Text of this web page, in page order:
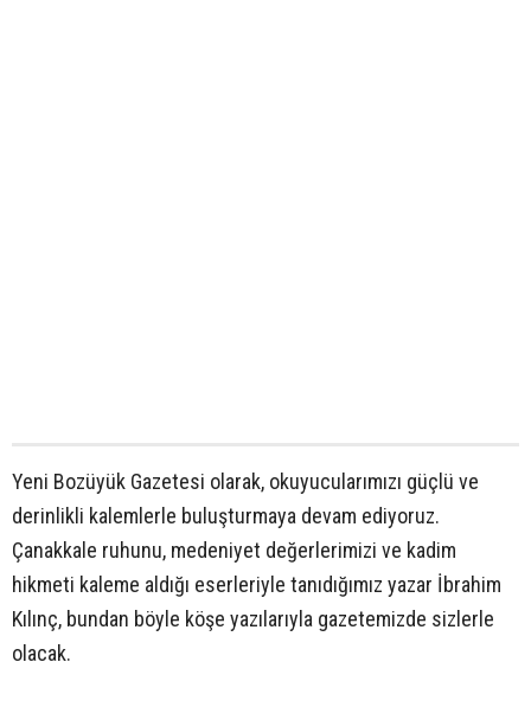
Yeni Bozüyük Gazetesi olarak, okuyucularımızı güçlü ve
derinlikli kalemlerle buluşturmaya devam ediyoruz.
Çanakkale ruhunu, medeniyet değerlerimizi ve kadim
hikmeti kaleme aldığı eserleriyle tanıdığımız yazar İbrahim
Kılınç, bundan böyle köşe yazılarıyla gazetemizde sizlerle
olacak.